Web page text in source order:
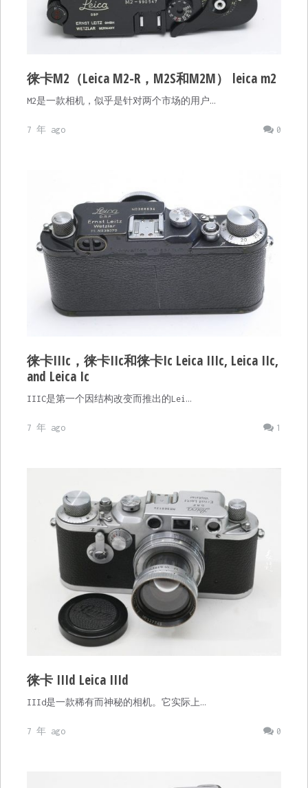
徕卡M2（Leica M2-R，M2S和M2M） leica m2
M2是一款相机，似乎是针对两个市场的用户…
0
7 年 ago
徕卡IIIc，徕卡IIc和徕卡Ic Leica IIIc, Leica IIc,
and Leica Ic
IIIC是第一个因结构改变而推出的Lei…
1
7 年 ago
徕卡 IIId Leica IIId
IIId是一款稀有而神秘的相机。它实际上…
0
7 年 ago